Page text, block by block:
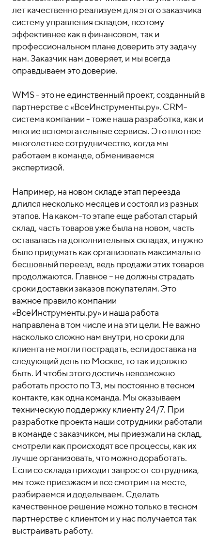
лет качественно реализуем для этого заказчика
систему управления складом, поэтому
эффективнее как в финансовом, так и
профессиональном плане доверить эту задачу
нам. Заказчик нам доверяет, и мы всегда
оправдываем это доверие.
WMS - это не единственный проект, созданный в
партнерстве с «ВсеИнструменты.ру». CRM-
система компании - тоже наша разработка, как и
многие вспомогательные сервисы. Это плотное
многолетнее сотрудничество, когда мы
работаем в команде, обмениваемся
экспертизой.
Например, на новом складе этап переезда
длился несколько месяцев и состоял из разных
этапов. На каком-то этапе еще работал старый
склад, часть товаров уже была на новом, часть
оставалась на дополнительных складах, и нужно
было придумать как организовать максимально
бесшовный переезд, ведь продажи этих товаров
продолжаются. Главное – не должны страдать
сроки доставки заказов покупателям. Это
важное правило компании
«ВсеИнструменты.ру» и наша работа
направлена в том числе и на эти цели. Не важно
насколько сложно нам внутри, но сроки для
клиента не могли пострадать, если доставка на
следующий день по Москве, то так и должно
быть. И чтобы этого достичь невозможно
работать просто по ТЗ, мы постоянно в тесном
контакте, как одна команда. Мы оказываем
техническую поддержку клиенту 24/7. При
разработке проекта наши сотрудники работали
в команде с заказчиком, мы приезжали на склад,
смотрели как происходят все процессы, как их
лучше организовать, что можно доработать.
Если со склада приходит запрос от сотрудника,
мы тоже приезжаем и все смотрим на месте,
разбираемся и доделываем. Сделать
качественное решение можно только в тесном
партнерстве с клиентом и у нас получается так
выстраивать работу.